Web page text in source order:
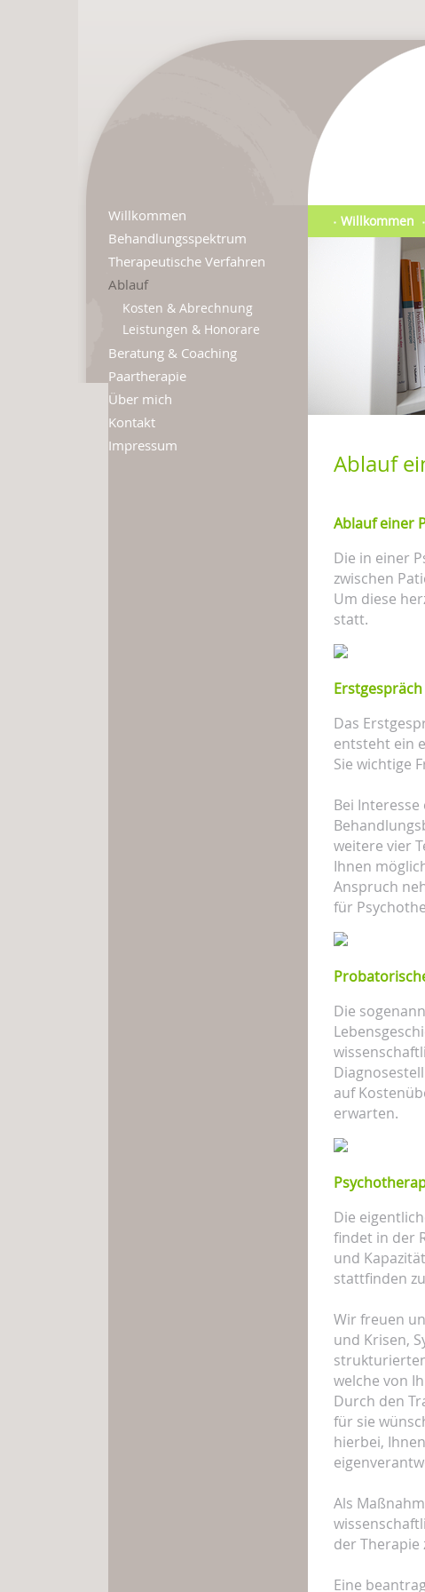
Willkommen
Behandlungsspektrum
Therapeutische Verfahren
Ablauf
Kosten & Abrechnung
Leistungen & Honorare
Beratung & Coaching
Paartherapie
Über mich
Kontakt
Impressum
Willkommen
Ablauf
Ablauf einer
Die in einer
zwischen
Um diese
statt.
Erstgespräch
Das
entsteht ein
Sie wichtige
Bei
weitere vier
Ihnen
Anspruch
für
Die
auf
erwarten.
Die
findet in der
und
stattfinden
Wir freuen
und Krisen,
welche von
Durch den
für sie
hierbei,
Als
der Therapie
Eine